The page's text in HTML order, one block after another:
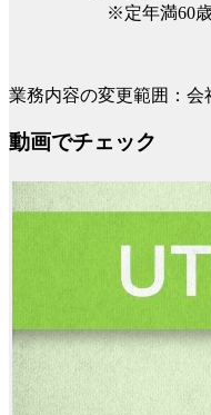
※定年満60歳
業務内容の変更範囲：
動画でチェック